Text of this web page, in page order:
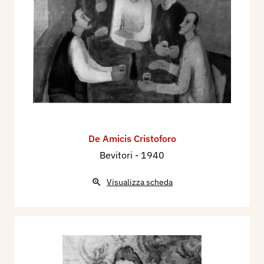
Brera e della Permanente, catalogo mostra, tav.
1955 - Monteverdi, La XIX Biennale Nazionale
d'Arte alla Permanente di Milano, Arte Figurativa
Antica e Moderna, Milano, n. 6 nov.-dic., pp.
44/45 ill.
De Amicis Cristoforo
Bevitori - 1940
Visualizza scheda